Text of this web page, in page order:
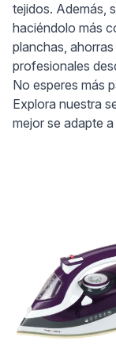
tejidos. Además,
haciéndolo más
planchas,
profesionales
No esperes más
Explora nuestra
mejor se adapte